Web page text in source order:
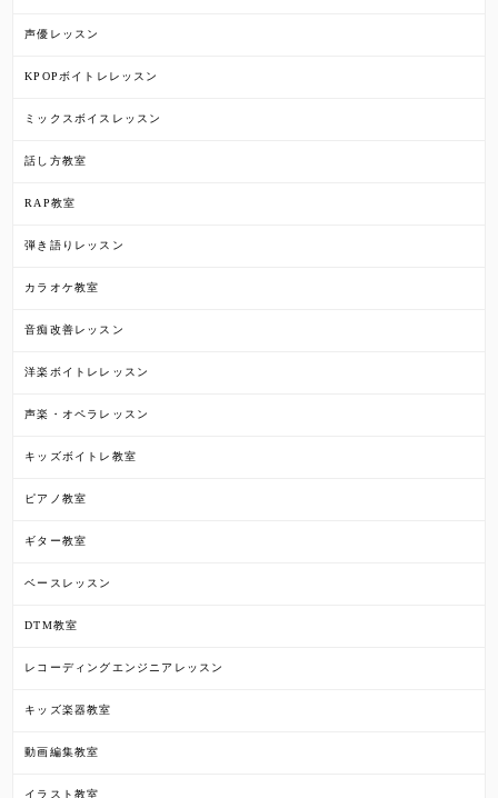
声優レッスン
KPOPボイトレレッスン
ミックスボイスレッスン
話し方教室
RAP教室
弾き語りレッスン
カラオケ教室
音痴改善レッスン
洋楽ボイトレレッスン
声楽・オペラレッスン
キッズボイトレ教室
ピアノ教室
ギター教室
ベースレッスン
DTM教室
レコーディングエンジニアレッスン
キッズ楽器教室
動画編集教室
イラスト教室